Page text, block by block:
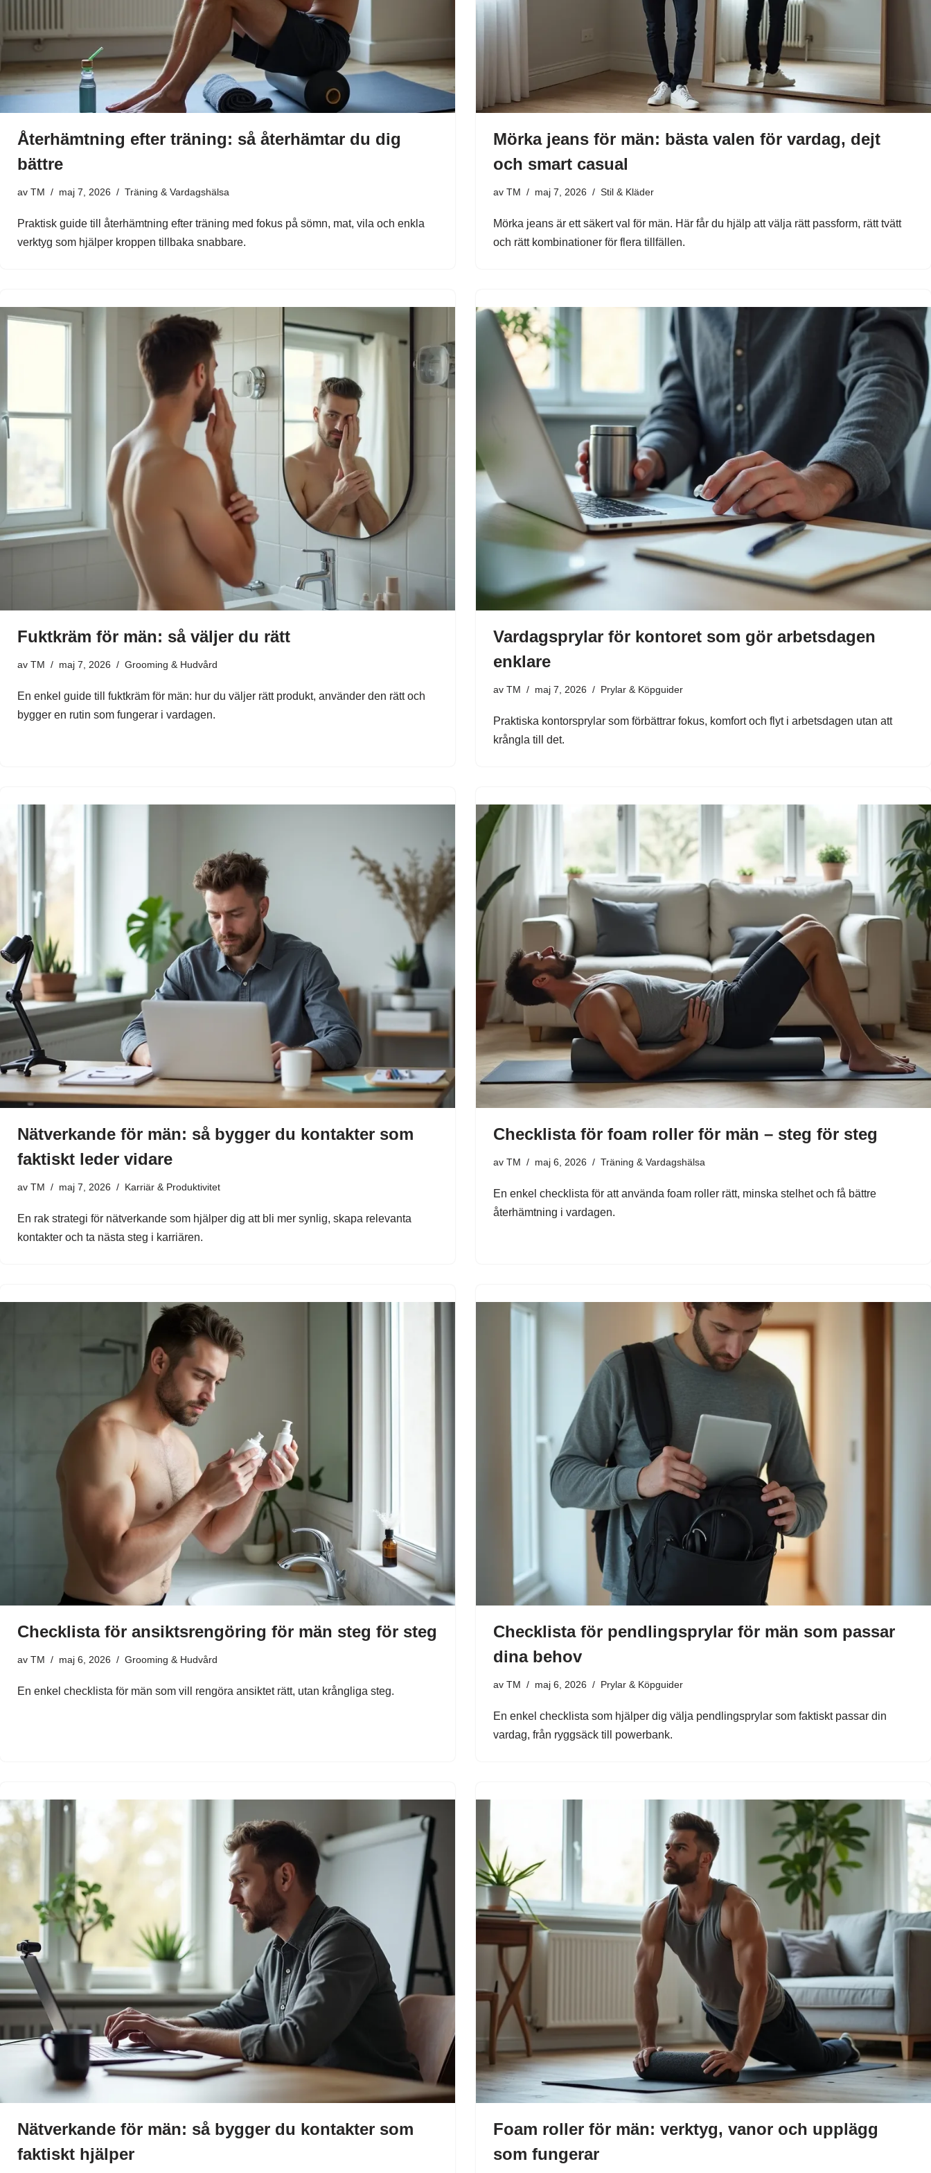
Återhämtning efter träning: så återhämtar du dig
bättre
av TM maj 7, 2026 Träning & Vardagshälsa
Praktisk guide till återhämtning efter träning med fokus på sömn, mat, vila och enkla
verktyg som hjälper kroppen tillbaka snabbare.
Mörka jeans för män: bästa valen för vardag, dejt
och smart casual
av TM maj 7, 2026 Stil & Kläder
Mörka jeans är ett säkert val för män. Här får du hjälp att välja rätt passform, rätt tvätt
och rätt kombinationer för flera tillfällen.
Fuktkräm för män: så väljer du rätt
av TM maj 7, 2026 Grooming & Hudvård
En enkel guide till fuktkräm för män: hur du väljer rätt produkt, använder den rätt och
bygger en rutin som fungerar i vardagen.
Vardagsprylar för kontoret som gör arbetsdagen
enklare
av TM maj 7, 2026 Prylar & Köpguider
Praktiska kontorsprylar som förbättrar fokus, komfort och flyt i arbetsdagen utan att
krångla till det.
Nätverkande för män: så bygger du kontakter som
faktiskt leder vidare
av TM maj 7, 2026 Karriär & Produktivitet
En rak strategi för nätverkande som hjälper dig att bli mer synlig, skapa relevanta
kontakter och ta nästa steg i karriären.
Checklista för foam roller för män – steg för steg
av TM maj 6, 2026 Träning & Vardagshälsa
En enkel checklista för att använda foam roller rätt, minska stelhet och få bättre
återhämtning i vardagen.
Checklista för ansiktsrengöring för män steg för steg
av TM maj 6, 2026 Grooming & Hudvård
En enkel checklista för män som vill rengöra ansiktet rätt, utan krångliga steg.
Checklista för pendlingsprylar för män som passar
dina behov
av TM maj 6, 2026 Prylar & Köpguider
En enkel checklista som hjälper dig välja pendlingsprylar som faktiskt passar din
vardag, från ryggsäck till powerbank.
Nätverkande för män: så bygger du kontakter som
faktiskt hjälper
Foam roller för män: verktyg, vanor och upplägg
som fungerar